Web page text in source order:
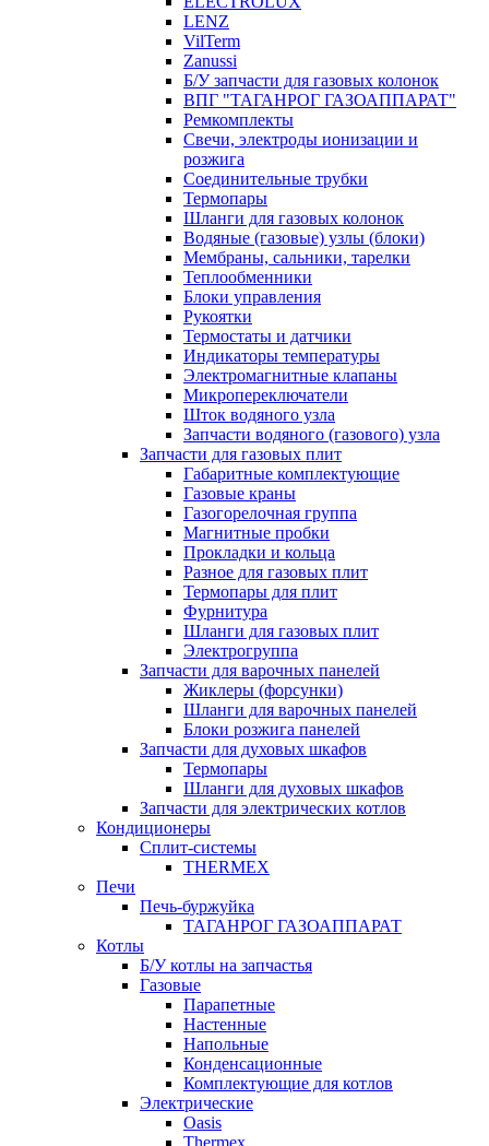
LENZ
VilTerm
Zanussi
Б/У запчасти для газовых колонок
ВПГ "ТАГАНРОГ ГАЗОАППАРАТ"
Ремкомплекты
Свечи, электроды ионизации и
розжига
Соединительные трубки
Термопары
Шланги для газовых колонок
Водяные (газовые) узлы (блоки)
Мембраны, сальники, тарелки
Теплообменники
Блоки управления
Рукоятки
Термостаты и датчики
Индикаторы температуры
Электромагнитные клапаны
Микропереключатели
Шток водяного узла
Запчасти водяного (газового) узла
Запчасти для газовых плит
Габаритные комплектующие
Газовые краны
Газогорелочная группа
Магнитные пробки
Прокладки и кольца
Разное для газовых плит
Термопары для плит
Фурнитура
Шланги для газовых плит
Электрогруппа
Запчасти для варочных панелей
Жиклеры (форсунки)
Шланги для варочных панелей
Блоки розжига панелей
Запчасти для духовых шкафов
Термопары
Шланги для духовых шкафов
Запчасти для электрических котлов
Кондиционеры
Сплит-системы
THERMEX
Печи
Печь-буржуйка
ТАГАНРОГ ГАЗОАППАРАТ
Котлы
Б/У котлы на запчастья
Газовые
Парапетные
Настенные
Напольные
Конденсационные
Комплектующие для котлов
Электрические
Oasis
Thermex